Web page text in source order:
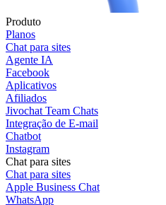
Produto
Planos
Chat para sites
Agente IA
Facebook
Aplicativos
Afiliados
Jivochat Team Chats
Integração de E-mail
Chatbot
Instagram
Chat para sites
Chat para sites
Apple Business Chat
WhatsApp